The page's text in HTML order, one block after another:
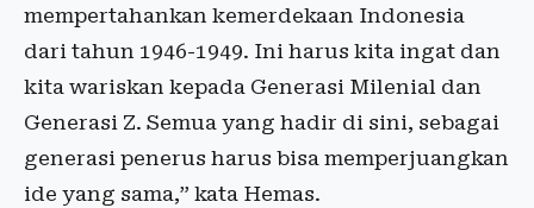
mempertahankan kemerdekaan Indonesia
dari tahun 1946-1949. Ini harus kita ingat dan
kita wariskan kepada Generasi Milenial dan
Generasi Z. Semua yang hadir di sini, sebagai
generasi penerus harus bisa memperjuangkan
ide yang sama,” kata Hemas.